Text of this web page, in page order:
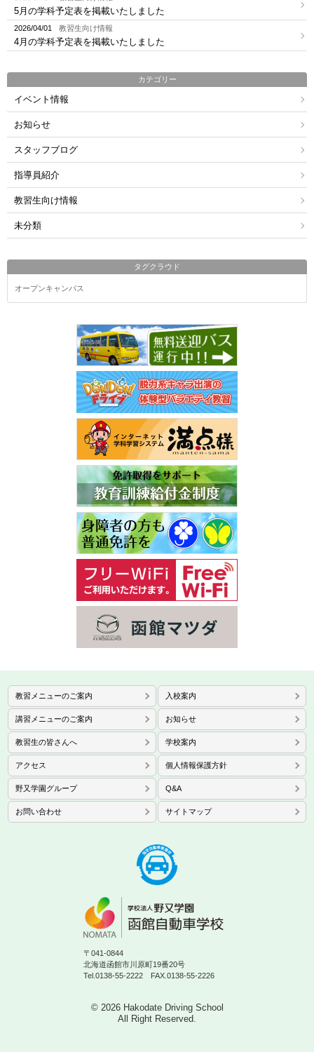
5月の学科予定表を掲載いたしました
2026/04/01 教習生向け情報
4月の学科予定表を掲載いたしました
カテゴリー
イベント情報
お知らせ
スタッフブログ
指導員紹介
教習生向け情報
未分類
タグクラウド
オープンキャンパス
教習メニューのご案内 入校案内
講習メニューのご案内 お知らせ
教習生の皆さんへ 学校案内
アクセス 個人情報保護方針
野又学園グループ Q&A
お問い合わせ サイトマップ
〒041-0844
北海道函館市川原町19番20号
Tel.0138-55-2222 FAX.0138-55-2226
© 2026 Hakodate Driving School
All Right Reserved.